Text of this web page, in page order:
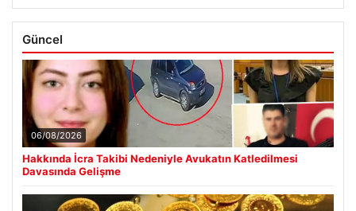
Güncel
06/08/2026
Hakkında İcra Takibi Nedeniyle Avukatın Katledilmesi
Davasında Gelişme